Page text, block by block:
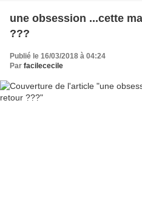
une obsession ...cette
???
Publié le 16/03/2018 à 04:24
Par facilececile